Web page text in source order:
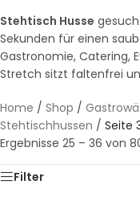
Stehtisch Husse
Sekunden für einen
Gastronomie, Catering,
Stretch sitzt faltenfrei
Home / Shop /
Stehtischhussen / Seite
Ergebnisse 25 – 36 von
Filter